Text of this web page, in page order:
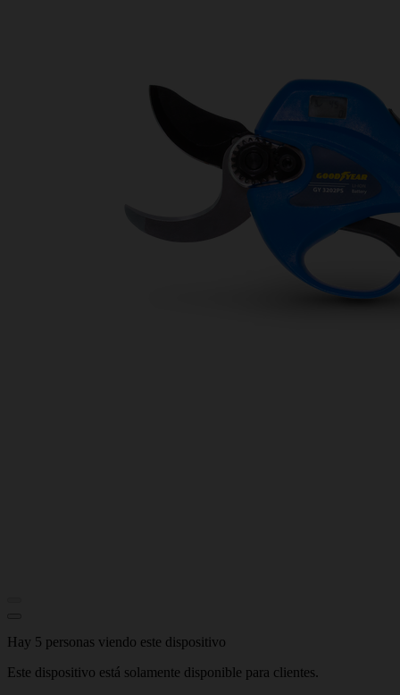
Hay 5 personas viendo este dispositivo
Este dispositivo está solamente disponible para clientes.